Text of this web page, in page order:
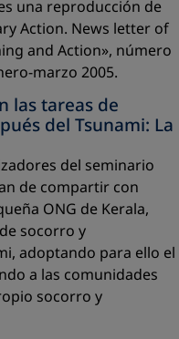
una reproducción de
Action. News letter of
and Action», número
marzo 2005.
las tareas de
del Tsunami: La
del seminario
de compartir con
ONG de Kerala,
socorro y
adoptando para ello el
a las comunidades
socorro y